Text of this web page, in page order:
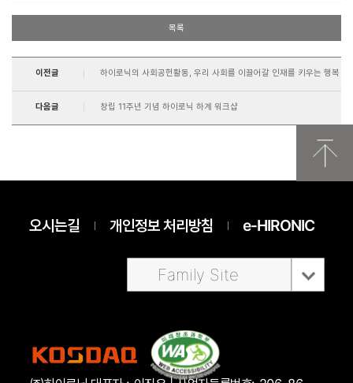
목록
이전글 하이로닉의 사회공헌활동, 우리 사회를 이끌어갈 인재를 키우는 행복
다음글 창립 11주년 기념 하이로닉 하계 워크샵
오시는길 개인정보 처리방침 e-HIRONIC
Family Site